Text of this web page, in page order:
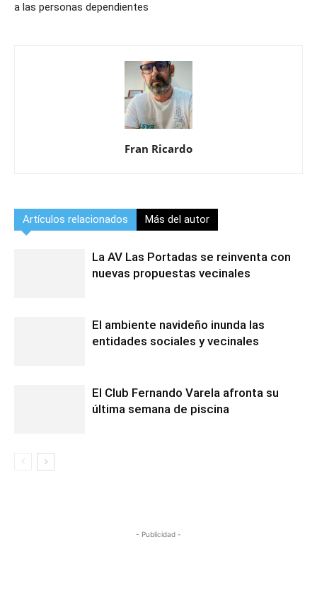
a las personas dependientes
Fran Ricardo
Artículos relacionados Más del autor
La AV Las Portadas se reinventa con
nuevas propuestas vecinales
El ambiente navideño inunda las
entidades sociales y vecinales
El Club Fernando Varela afronta su
última semana de piscina
- Publicidad -